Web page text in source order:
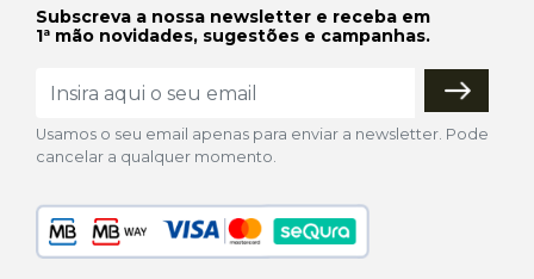
Subscreva a nossa newsletter e receba em
1ª mão novidades, sugestões e campanhas.
Usamos o seu email apenas para enviar a newsletter. Pode
cancelar a qualquer momento.